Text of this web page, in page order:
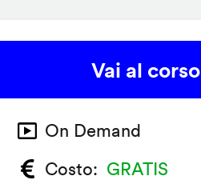
Vai al corso
On Demand
Costo
GRATIS